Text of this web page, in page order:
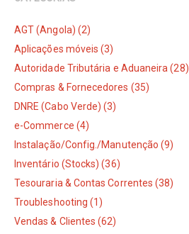
AGT (Angola) (2)
Aplicações móveis (3)
Autoridade Tributária e Aduaneira (28)
Compras & Fornecedores (35)
DNRE (Cabo Verde) (3)
e-Commerce (4)
Instalação/Config./Manutenção (9)
Inventário (Stocks) (36)
Tesouraria & Contas Correntes (38)
Troubleshooting (1)
Vendas & Clientes (62)